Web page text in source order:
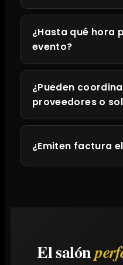
¿Hasta qué hora
evento?
¿Pueden
proveedores o
¿Emiten factura
El salón